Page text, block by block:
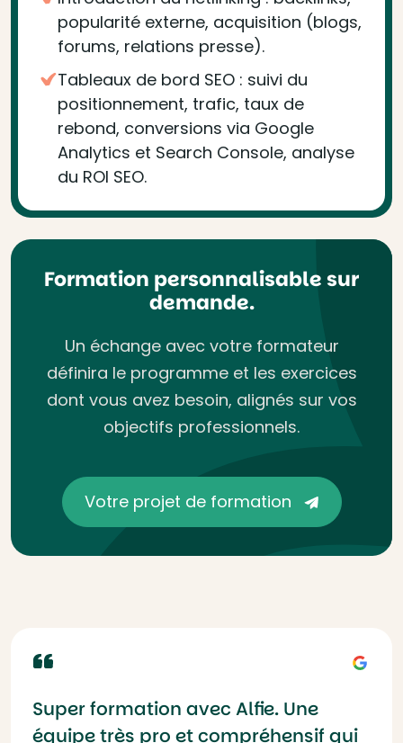
popularité externe, acquisition (blogs,
forums, relations presse).
Tableaux de bord SEO : suivi du
positionnement, trafic, taux de
rebond, conversions via Google
Analytics et Search Console, analyse
du ROI SEO.
Formation personnalisable sur
demande.
Un échange avec votre formateur
définira le programme et les exercices
dont vous avez besoin, alignés sur vos
objectifs professionnels.
Votre projet de formation
Super formation avec Alfie. Une
équipe très pro et compréhensif qui